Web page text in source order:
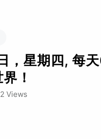
，星期四, 每
！
Views